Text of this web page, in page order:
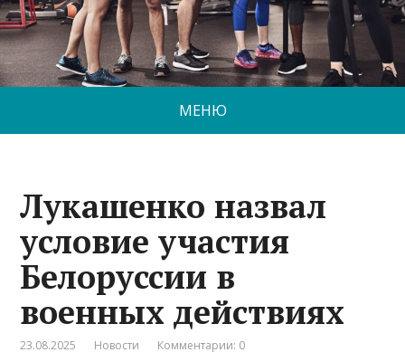
МЕНЮ
Лукашенко назвал
условие участия
Белоруссии в
военных действиях
23.08.2025 Новости Комментарии: 0